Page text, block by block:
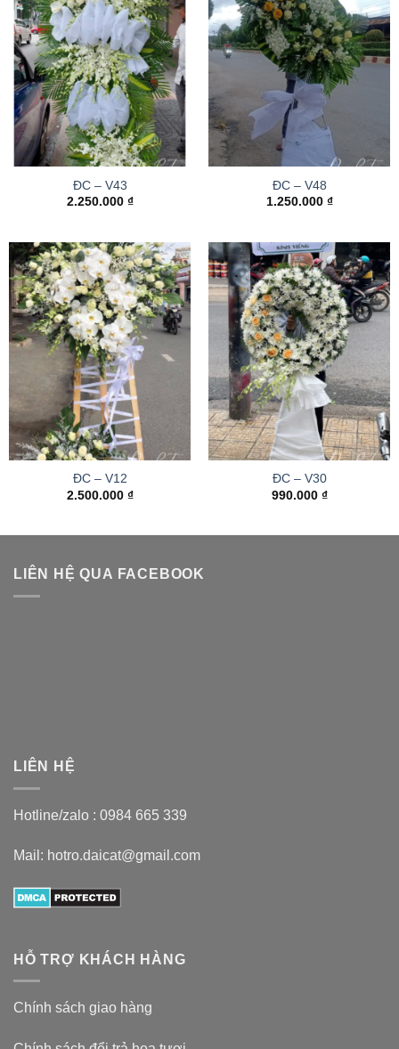
ĐC – V43
2.250.000 ₫
ĐC – V48
1.250.000 ₫
ĐC – V12
2.500.000 ₫
ĐC – V30
990.000 ₫
LIÊN HỆ QUA FACEBOOK
LIÊN HỆ
Hotline/zalo : 0984 665 339
Mail: hotro.daicat@gmail.com
HỖ TRỢ KHÁCH HÀNG
Chính sách giao hàng